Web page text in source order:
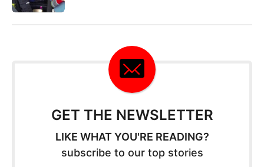
GET THE NEWSLETTER
LIKE WHAT YOU'RE READING?
subscribe to our top stories